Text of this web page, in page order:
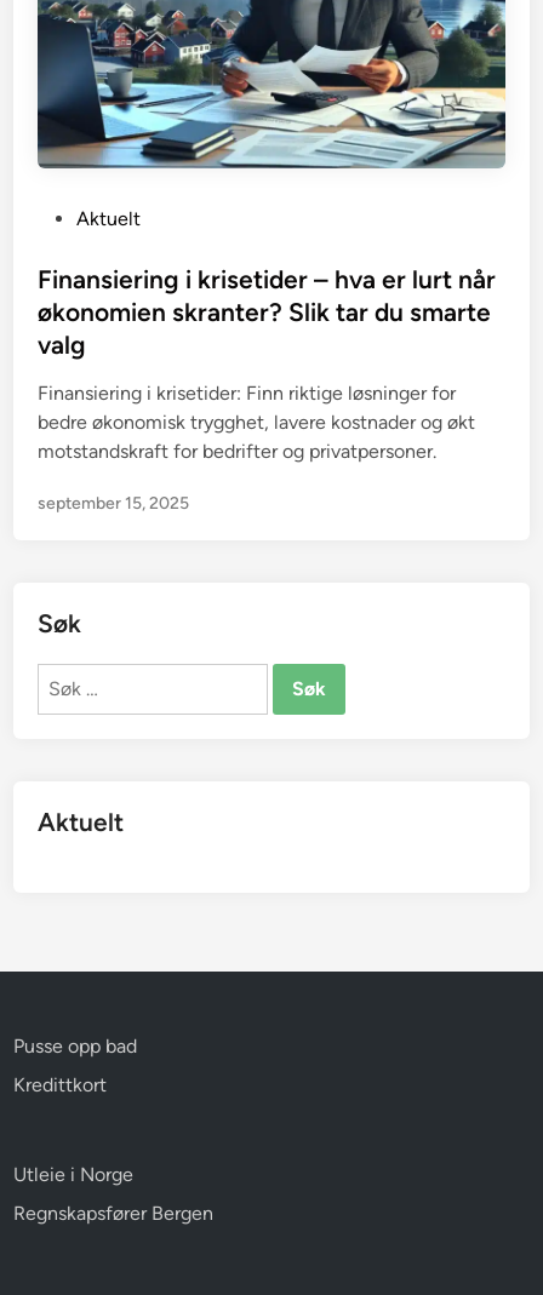
s
t
i
n
Aktuelt
Finansiering i krisetider – hva er lurt når
økonomien skranter? Slik tar du smarte
valg
Finansiering i krisetider: Finn riktige løsninger for
bedre økonomisk trygghet, lavere kostnader og økt
motstandskraft for bedrifter og privatpersoner.
september 15, 2025
Søk
Søk
Aktuelt
Pusse opp bad
Kredittkort
Utleie i Norge
Regnskapsfører Bergen